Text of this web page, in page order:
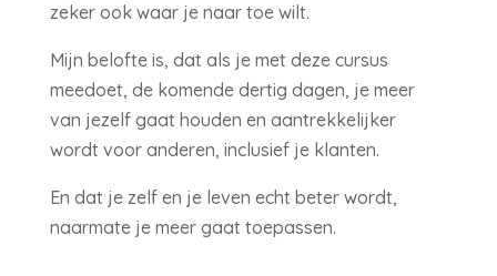
zeker ook waar je naar toe wilt.
Mijn belofte is, dat als je met deze cursus
meedoet, de komende dertig dagen, je meer
van jezelf gaat houden en aantrekkelijker
wordt voor anderen, inclusief je klanten.
En dat je zelf en je leven echt beter wordt,
naarmate je meer gaat toepassen.